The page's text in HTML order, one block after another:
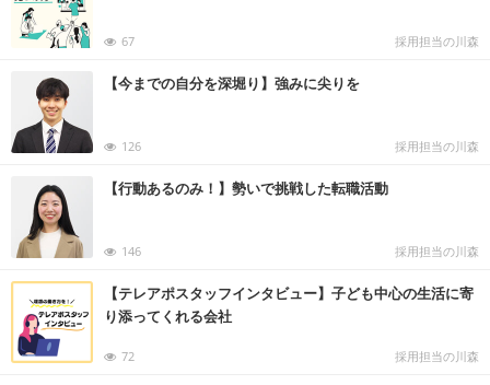
67 採用担当の川森
【今までの自分を深堀り】強みに尖りを
126 採用担当の川森
【行動あるのみ！】勢いで挑戦した転職活動
146 採用担当の川森
【テレアポスタッフインタビュー】子ども中心の生活に寄
り添ってくれる会社
72 採用担当の川森